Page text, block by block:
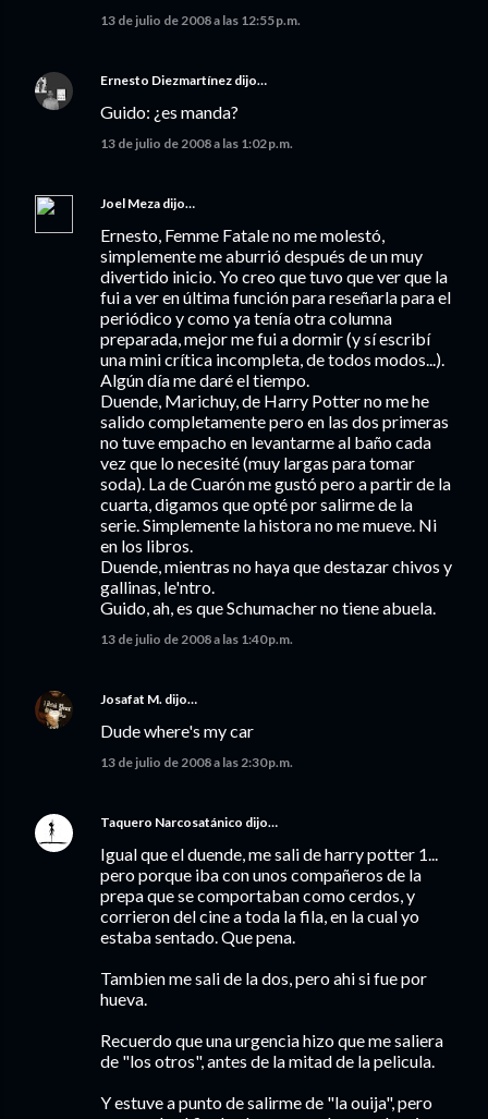
13 de julio de 2008 a las 12:55 p.m.
Ernesto Diezmartínez dijo…
Guido: ¿es manda?
13 de julio de 2008 a las 1:02 p.m.
Joel Meza dijo…
Ernesto, Femme Fatale no me molestó,
simplemente me aburrió después de un muy
divertido inicio. Yo creo que tuvo que ver que la
fui a ver en última función para reseñarla para el
periódico y como ya tenía otra columna
preparada, mejor me fui a dormir (y sí escribí
una mini crítica incompleta, de todos modos...).
Algún día me daré el tiempo.
Duende, Marichuy, de Harry Potter no me he
salido completamente pero en las dos primeras
no tuve empacho en levantarme al baño cada
vez que lo necesité (muy largas para tomar
soda). La de Cuarón me gustó pero a partir de la
cuarta, digamos que opté por salirme de la
serie. Simplemente la histora no me mueve. Ni
en los libros.
Duende, mientras no haya que destazar chivos y
gallinas, le'ntro.
Guido, ah, es que Schumacher no tiene abuela.
13 de julio de 2008 a las 1:40 p.m.
Josafat M. dijo…
Dude where's my car
13 de julio de 2008 a las 2:30 p.m.
Taquero Narcosatánico dijo…
Igual que el duende, me sali de harry potter 1...
pero porque iba con unos compañeros de la
prepa que se comportaban como cerdos, y
corrieron del cine a toda la fila, en la cual yo
estaba sentado. Que pena.
Tambien me sali de la dos, pero ahi si fue por
hueva.
Recuerdo que una urgencia hizo que me saliera
de "los otros", antes de la mitad de la pelicula.
Y estuve a punto de salirme de "la ouija", pero